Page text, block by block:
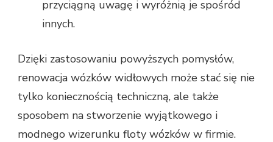
przyciągną uwagę i wyróżnią je spośród
innych.
Dzięki zastosowaniu powyższych pomysłów,
renowacja wózków widłowych może stać się nie
tylko koniecznością techniczną, ale także
sposobem na stworzenie wyjątkowego i
modnego wizerunku floty wózków w firmie.